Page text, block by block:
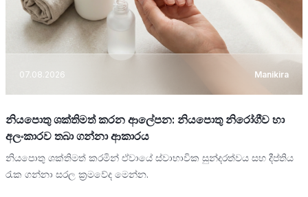
07.08.2026 Manikira
නියපොතු ශක්තිමත් කරන ආලේපන: නියපොතු නිරෝගීව හා
අලංකාරව තබා ගන්නා ආකාරය
නියපොතු ශක්තිමත් කරමින් ඒවායේ ස්වාභාවික සුන්දරත්වය සහ දීප්තිය
රැක ගන්නා සරල ක්‍රමවේද මෙන්න.